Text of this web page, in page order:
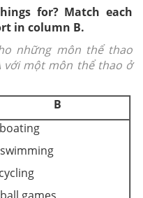
for? Match each
in column B.
những môn thể thao
với một môn thể thao ở
B
games